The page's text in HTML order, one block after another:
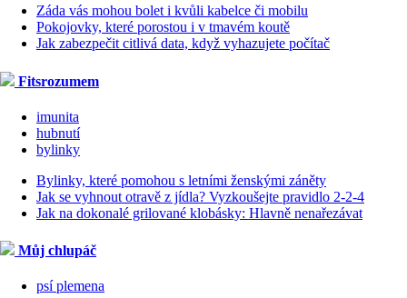
Záda vás mohou bolet i kvůli kabelce či mobilu
Pokojovky, které porostou i v tmavém koutě
Jak zabezpečit citlivá data, když vyhazujete počítač
Fitsrozumem
imunita
hubnutí
bylinky
Bylinky, které pomohou s letními ženskými záněty
Jak se vyhnout otravě z jídla? Vyzkoušejte pravidlo 2-2-4
Jak na dokonalé grilované klobásky: Hlavně nenařezávat
Můj chlupáč
psí plemena